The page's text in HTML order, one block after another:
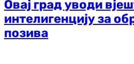
Овај град уводи
интелигенцију за
позива